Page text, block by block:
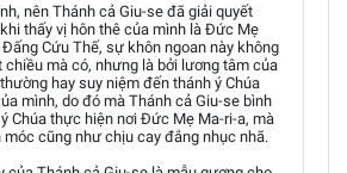
nên Thánh cả Giu-se đã giải quyết
thấy vị hôn thê của mình là Đức Mẹ
Cứu Thế, sự khôn ngoan này không
chiều mà có, nhưng là bởi lương tâm của
hay suy niệm đến thánh ý Chúa
mình, do đó mà Thánh cả Giu-se bình
Chúa thực hiện nơi Đức Mẹ Ma-ri-a, mà
móc cũng như chịu cay đắng nhục nhã.